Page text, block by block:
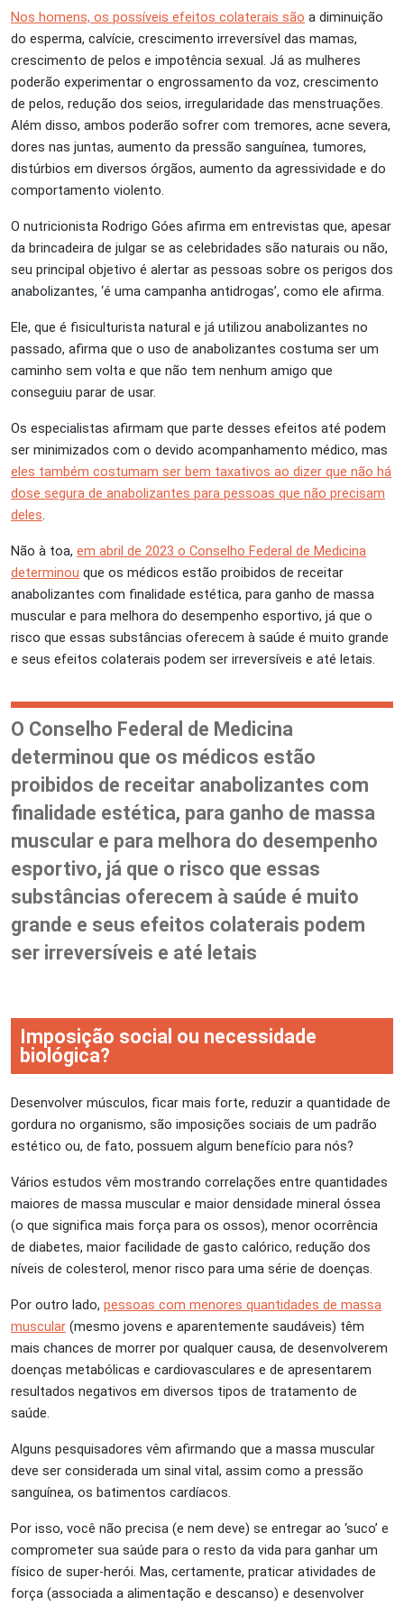
Nos homens, os possíveis efeitos colaterais são a diminuição
do esperma, calvície, crescimento irreversível das mamas,
crescimento de pelos e impotência sexual. Já as mulheres
poderão experimentar o engrossamento da voz, crescimento
de pelos, redução dos seios, irregularidade das menstruações.
Além disso, ambos poderão sofrer com tremores, acne severa,
dores nas juntas, aumento da pressão sanguínea, tumores,
distúrbios em diversos órgãos, aumento da agressividade e do
comportamento violento.
O nutricionista Rodrigo Góes afirma em entrevistas que, apesar
da brincadeira de julgar se as celebridades são naturais ou não,
seu principal objetivo é alertar as pessoas sobre os perigos dos
anabolizantes, ‘é uma campanha antidrogas’, como ele afirma.
Ele, que é fisiculturista natural e já utilizou anabolizantes no
passado, afirma que o uso de anabolizantes costuma ser um
caminho sem volta e que não tem nenhum amigo que
conseguiu parar de usar.
Os especialistas afirmam que parte desses efeitos até podem
ser minimizados com o devido acompanhamento médico, mas
eles também costumam ser bem taxativos ao dizer que não há
dose segura de anabolizantes para pessoas que não precisam
deles.
Não à toa, em abril de 2023 o Conselho Federal de Medicina
determinou que os médicos estão proibidos de receitar
anabolizantes com finalidade estética, para ganho de massa
muscular e para melhora do desempenho esportivo, já que o
risco que essas substâncias oferecem à saúde é muito grande
e seus efeitos colaterais podem ser irreversíveis e até letais.
O Conselho Federal de Medicina
determinou que os médicos estão
proibidos de receitar anabolizantes com
finalidade estética, para ganho de massa
muscular e para melhora do desempenho
esportivo, já que o risco que essas
substâncias oferecem à saúde é muito
grande e seus efeitos colaterais podem
ser irreversíveis e até letais
Imposição social ou necessidade
biológica?
Desenvolver músculos, ficar mais forte, reduzir a quantidade de
gordura no organismo, são imposições sociais de um padrão
estético ou, de fato, possuem algum benefício para nós?
Vários estudos vêm mostrando correlações entre quantidades
maiores de massa muscular e maior densidade mineral óssea
(o que significa mais força para os ossos), menor ocorrência
de diabetes, maior facilidade de gasto calórico, redução dos
níveis de colesterol, menor risco para uma série de doenças.
Por outro lado, pessoas com menores quantidades de massa
muscular (mesmo jovens e aparentemente saudáveis) têm
mais chances de morrer por qualquer causa, de desenvolverem
doenças metabólicas e cardiovasculares e de apresentarem
resultados negativos em diversos tipos de tratamento de
saúde.
Alguns pesquisadores vêm afirmando que a massa muscular
deve ser considerada um sinal vital, assim como a pressão
sanguínea, os batimentos cardíacos.
Por isso, você não precisa (e nem deve) se entregar ao ‘suco’ e
comprometer sua saúde para o resto da vida para ganhar um
físico de super-herói. Mas, certamente, praticar atividades de
força (associada a alimentação e descanso) e desenvolver